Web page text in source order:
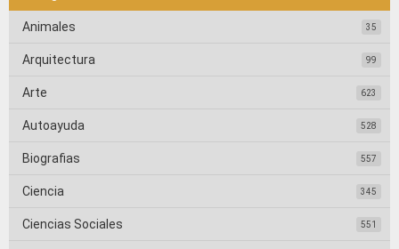
Animales 35
Arquitectura 99
Arte 623
Autoayuda 528
Biografias 557
Ciencia 345
Ciencias Sociales 551